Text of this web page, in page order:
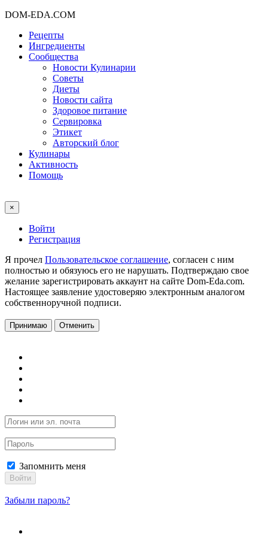
DOM-EDA.COM
Рецепты
Ингредиенты
Сообщества
Новости Кулинарии
Советы
Диеты
Новости сайта
Здоровое питание
Сервировка
Этикет
Авторский блог
Кулинары
Активность
Помощь
×
Войти
Регистрация
Я прочел Пользовательское соглашение, согласен с ним
полностью и обязуюсь его не нарушать. Подтверждаю свое
желание зарегистрировать аккаунт на сайте Dom-Eda.com.
Настоящее заявление удостоверяю электронным аналогом
собственноручной подписи.
Принимаю Отменить
Запомнить меня
Войти
Забыли пароль?